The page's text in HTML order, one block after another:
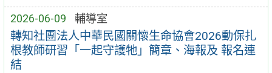
2026-06-09 輔導室
轉知社團法人中華民國關懷生命協會2026動保扎
根教師研習「一起守護牠」簡章、海報及 報名連
結